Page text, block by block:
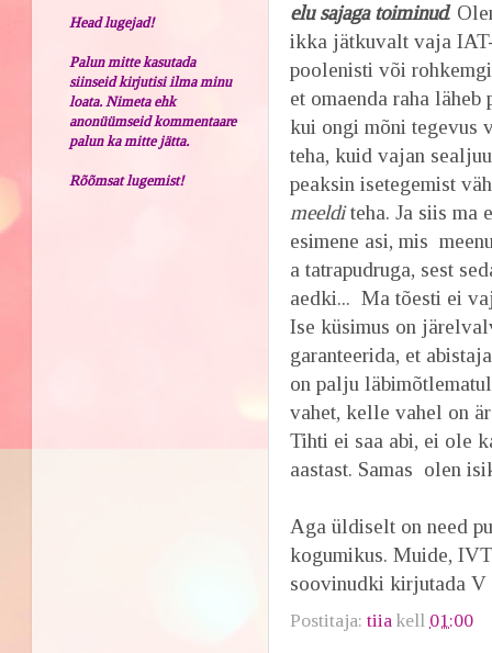
elu sajaga toiminud.
ikka jätkuvalt vaja
poolenisti või
et omaenda raha
kui ongi mõni tegevus
teha, kuid vajan
peaksin isetegemist
meelditeha. Ja siis ma
esimene asi, mis
a tatrapudruga, sest
aedki... Ma tõesti ei
Ise küsimus on
garanteerida, et
on palju
vahet, kelle vahel on
Tihti ei saa abi, ei ole
aastast. Samas olen
Aga üldiselt on need
kogumikus. Muide,
soovinudki kirjutada
Postitaja:tiia kell 01:00
Head lugejad!
Palun mitte kasutada
siinseid kirjutisi ilma minu
loata. Nimeta ehk
anonüümseid kommentaare
palun ka mitte jätta.
Rõõmsat lugemist!